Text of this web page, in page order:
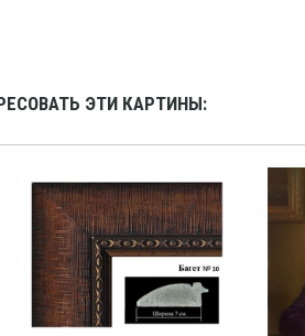
ЭТИ КАРТИНЫ: